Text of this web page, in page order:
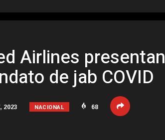
Airlines presentan
de jab COVID
2023 NACIONAL 68